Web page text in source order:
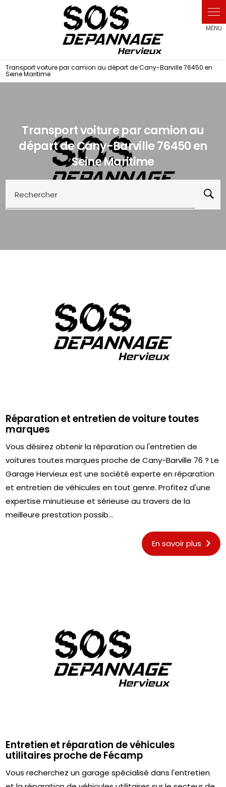
Transport voiture par camion au départ de Cany-Barville 76450 en
Seine Maritime
Transport voiture par camion au
départ de Cany-Barville 76450 en
Seine Maritime
Rechercher
Réparation et entretien de voiture toutes
marques
Vous désirez obtenir la réparation ou l'entretien de
voitures toutes marques proche de Cany-Barville 76 ? Le
Garage Hervieux est une société experte en réparation
et entretien de véhicules en tout genre. Profitez d'une
expertise minutieuse et sérieuse au travers de la
meilleure prestation possib...
En savoir plus
Entretien et réparation de véhicules
utilitaires proche de Fécamp
Vous recherchez un garage spécialisé dans l'entretien
Panneau de gestion des cookies